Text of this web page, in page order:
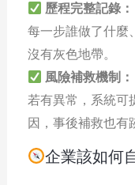
歷程完整記錄：
每一步誰做了什麼
沒有灰色地帶。
風險補救機制：
若有異常，系統可
因，事後補救也有
企業該如何